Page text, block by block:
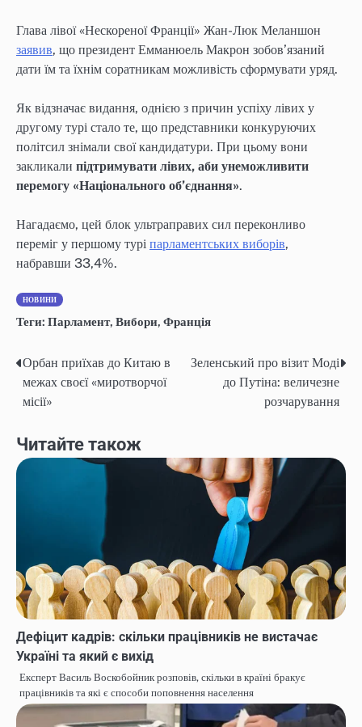
Глава лівої «Нескореної Франції» Жан-Люк Меланшон
заявив, що президент Емманюель Макрон зобов’язаний
дати їм та їхнім соратникам можливість сформувати уряд.
Як відзначає видання, однією з причин успіху лівих у
другому турі стало те, що представники конкуруючих
політсил знімали свої кандидатури. При цьому вони
закликали підтримувати лівих, аби унеможливити
перемогу «Національного об’єднання».
Нагадаємо, цей блок ультраправих сил переконливо
переміг у першому турі парламентських виборів,
набравши 33,4%.
НОВИНИ
Теги: Парламент, Вибори, Франція
Навігація
записів
Орбан приїхав до Китаю в
межах своєї «миротворчої
місії»
Зеленський про візит Моді
до Путіна: величезне
розчарування
Читайте також
Дефіцит кадрів: скільки працівників не вистачає
Україні та який є вихід
Експерт Василь Воскобойник розповів, скільки в країні бракує
працівників та які є способи поповнення населення